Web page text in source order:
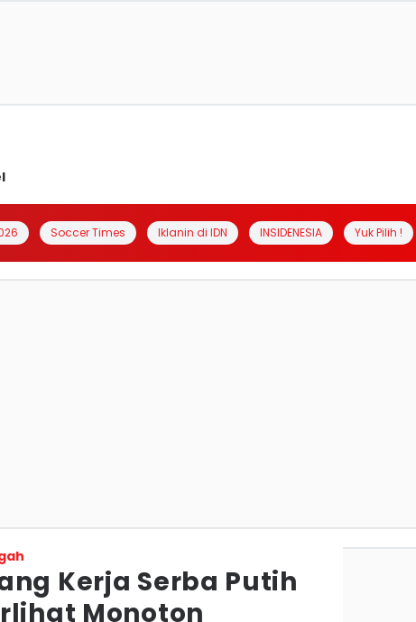
Soccer Times Iklanin di IDN INSIDENESIA Yuk Pilih !
Kerja Serba Putih
Monoton